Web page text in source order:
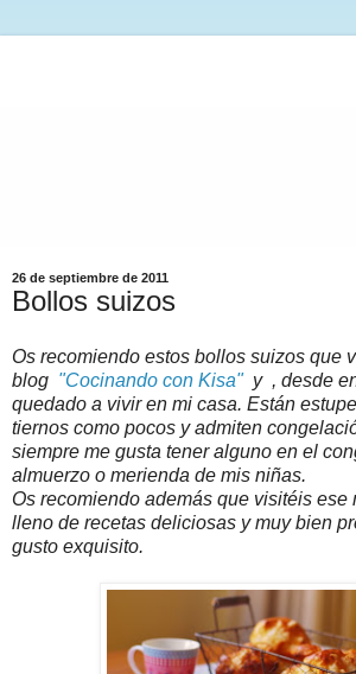
26 de septiembre de 2011
Bollos suizos
Os recomiendo estos bollos suizos que
blog "Cocinando con Kisa"y , desde
quedado a vivir en mi casa. Están
tiernos como pocos y admiten
siempre me gusta tener alguno en el
almuerzo o merienda de mis niñas.
Os recomiendo además que visitéis ese
lleno de recetas deliciosas y muy bien
gusto exquisito.